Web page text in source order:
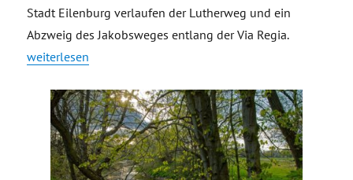
Stadt Eilenburg verlaufen der Lutherweg und ein
Abzweig des Jakobsweges entlang der Via Regia.
„Pilgern in Eilenburg um Umgebung – Pilgerquartiere der
weiterlesen